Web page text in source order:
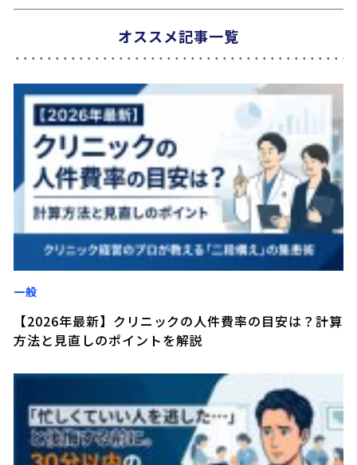
オススメ記事一覧
一般
【2026年最新】クリニックの人件費率の目安は？計算
方法と見直しのポイントを解説